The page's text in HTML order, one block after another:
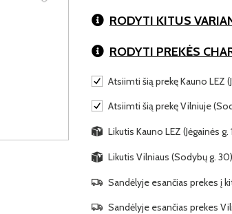
RODYTI KITUS
RODYTI PREKĖS
Atsiimti šią prekę Kauno LEZ
Atsiimti šią prekę Vilniuje
Likutis Kauno LEZ (Jėgainės
Likutis Vilniaus (Sodybų g.
Sandėlyje esančias prekes į
Sandėlyje esančias prekes